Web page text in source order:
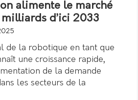
alimente le marché
milliards d’ici 2033
de la robotique en tant que
une croissance rapide,
de la demande
les secteurs de la